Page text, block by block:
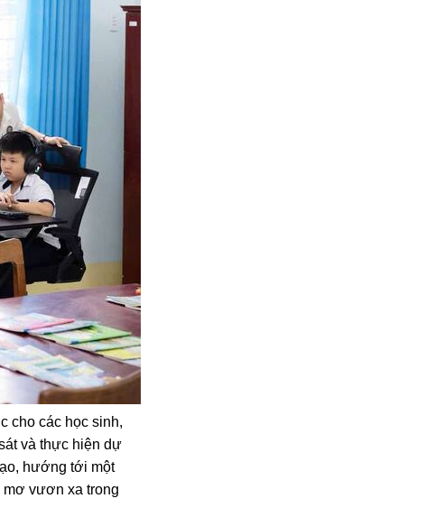
cho các học sinh,
và thực hiện dự
hướng tới một
vươn xa trong